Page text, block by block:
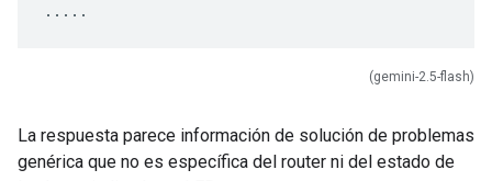
(gemini-2.5-flash)
La respuesta parece información de solución de problemas
genérica que no es específica del router ni del estado de